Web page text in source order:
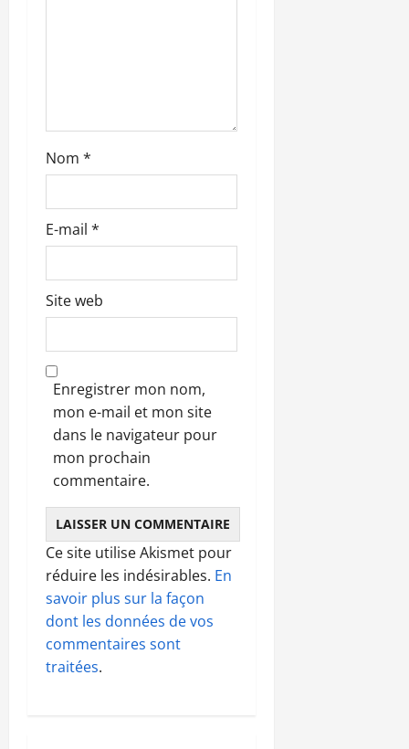
e
Nom *
E-mail *
Site web
Enregistrer mon nom,
mon e-mail et mon site
dans le navigateur pour
mon prochain
commentaire.
Ce site utilise Akismet pour
réduire les indésirables. En
savoir plus sur la façon
dont les données de vos
commentaires sont
traitées.